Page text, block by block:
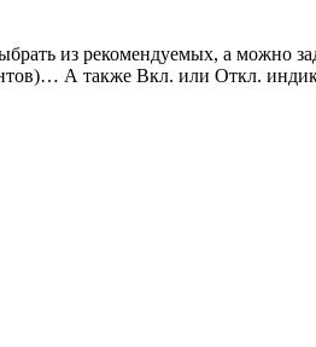
из рекомендуемых, а можно
А также Вкл. или Откл.